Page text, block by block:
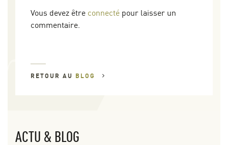
Vous devez être connecté pour laisser un
commentaire.
RETOUR AU BLOG
ACTU & BLOG